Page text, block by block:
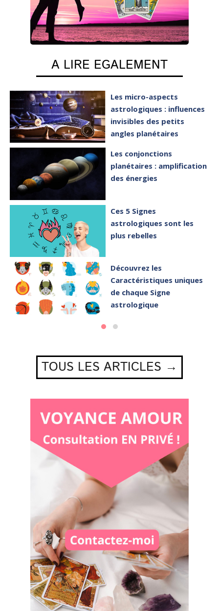
A LIRE EGALEMENT
Les micro-aspects
astrologiques : influences
invisibles des petits
angles planétaires
Les conjonctions
planétaires : amplification
des énergies
Ces 5 Signes
astrologiques sont les
plus rebelles
Découvrez les
Caractéristiques uniques
de chaque Signe
astrologique
TOUS LES ARTICLES →